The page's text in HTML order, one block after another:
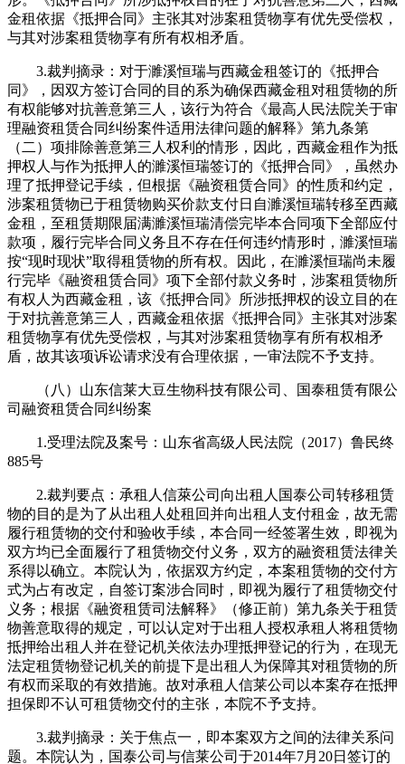
金租依据《抵押合同》主张其对涉案租赁物享有优先受偿权，
与其对涉案租赁物享有所有权相矛盾。
3.裁判摘录：对于濉溪恒瑞与西藏金租签订的《抵押合
同》，因双方签订合同的目的系为确保西藏金租对租赁物的所
有权能够对抗善意第三人，该行为符合《最高人民法院关于审
理融资租赁合同纠纷案件适用法律问题的解释》第九条第
（二）项排除善意第三人权利的情形，因此，西藏金租作为抵
押权人与作为抵押人的濉溪恒瑞签订的《抵押合同》，虽然办
理了抵押登记手续，但根据《融资租赁合同》的性质和约定，
涉案租赁物已于租赁物购买价款支付日自濉溪恒瑞转移至西藏
金租，至租赁期限届满濉溪恒瑞清偿完毕本合同项下全部应付
款项，履行完毕合同义务且不存在任何违约情形时，濉溪恒瑞
按“现时现状”取得租赁物的所有权。因此，在濉溪恒瑞尚未履
行完毕《融资租赁合同》项下全部付款义务时，涉案租赁物所
有权人为西藏金租，该《抵押合同》所涉抵押权的设立目的在
于对抗善意第三人，西藏金租依据《抵押合同》主张其对涉案
租赁物享有优先受偿权，与其对涉案租赁物享有所有权相矛
盾，故其该项诉讼请求没有合理依据，一审法院不予支持。
（八）山东信莱大豆生物科技有限公司、国泰租赁有限公
司融资租赁合同纠纷案
1.受理法院及案号：山东省高级人民法院（2017）鲁民终
885号
2.裁判要点：承租人信萊公司向出租人国泰公司转移租赁
物的目的是为了从出租人处租回并向出租人支付租金，故无需
履行租赁物的交付和验收手续，本合同一经签署生效，即视为
双方均已全面履行了租赁物交付义务，双方的融资租赁法律关
系得以确立。本院认为，依据双方约定，本案租赁物的交付方
式为占有改定，自签订案涉合同时，即视为履行了租赁物交付
义务；根据《融资租赁司法解释》（修正前）第九条关于租赁
物善意取得的规定，可以认定对于出租人授权承租人将租赁物
抵押给出租人并在登记机关依法办理抵押登记的行为，在现无
法定租赁物登记机关的前提下是出租人为保障其对租赁物的所
有权而采取的有效措施。故对承租人信莱公司以本案存在抵押
担保即不认可租赁物交付的主张，本院不予支持。
3.裁判摘录：关于焦点一，即本案双方之间的法律关系问
题。本院认为，国泰公司与信莱公司于2014年7月20日签订的